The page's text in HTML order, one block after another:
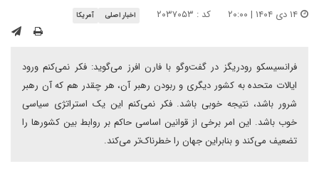
کد : ۲۰۳۷۰۵۳ اخبار اصلی آمریکا
فرانسیسکو رودریگز در گفت‌وگو با فارن افرز می‌گوید: فکر نمی‌کنم ورود
ایالات متحده به کشور دیگری و ربودن رهبر آن، هر چقدر هم که آن رهبر
شرور باشد، نتیجه خوبی باشد. فکر نمی‌کنم این یک استراتژی سیاسی
خوب باشد. این امر برخی از قوانین اساسی حاکم بر روابط بین کشورها را
تضعیف می‌کند و بنابراین جهان را خطرناک‌تر می‌کند.